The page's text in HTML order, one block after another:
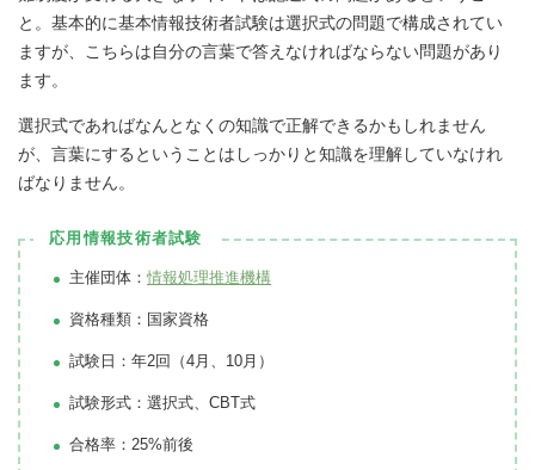
と。基本的に基本情報技術者試験は選択式の問題で構成されてい
ますが、こちらは自分の言葉で答えなければならない問題があり
ます。
選択式であればなんとなくの知識で正解できるかもしれません
が、言葉にするということはしっかりと知識を理解していなけれ
ばなりません。
応用情報技術者試験
主催団体： 情報処理推進機構
資格種類：国家資格
試験日：年2回（4月、10月）
試験形式：選択式、CBT式
合格率：25%前後